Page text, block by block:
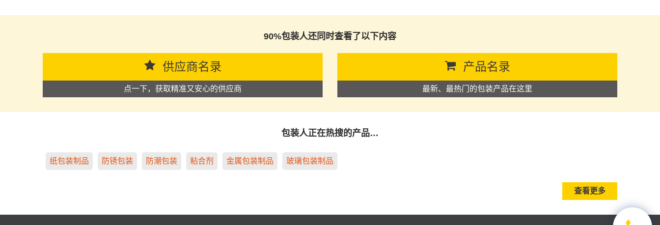
90%包装人还同时查看了以下内容
供应商名录
点一下，获取精准又安心的供应商
产品名录
最新、最热门的包装产品在这里
包装人正在热搜的产品…
纸包装制品 防锈包装 防潮包装 粘合剂 金属包装制品 玻璃包装制品
查看更多